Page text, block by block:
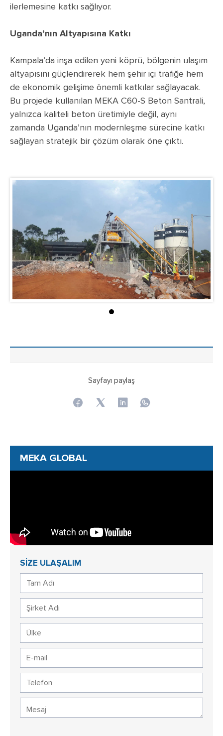
ilerlemesine katkı sağlıyor.
Uganda’nın Altyapısına Katkı
Kampala’da inşa edilen yeni köprü, bölgenin ulaşım
altyapısını güçlendirerek hem şehir içi trafiğe hem
de ekonomik gelişime önemli katkılar sağlayacak.
Bu projede kullanılan MEKA C60-S Beton Santrali,
yalnızca kaliteli beton üretimiyle değil, aynı
zamanda Uganda’nın modernleşme sürecine katkı
sağlayan stratejik bir çözüm olarak öne çıktı.
Sayfayı paylaş
MEKA GLOBAL
SİZE ULAŞALIM